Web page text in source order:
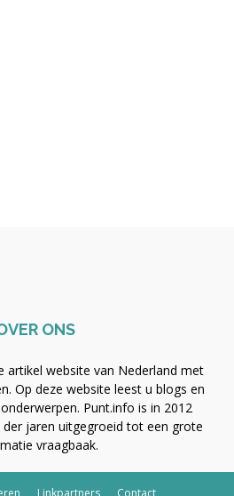
ONS
artikel website van Nederland met
Op deze website leest u blogs en
Punt.info is in 2012
jaren uitgegroeid tot een grote
vraagbaak.